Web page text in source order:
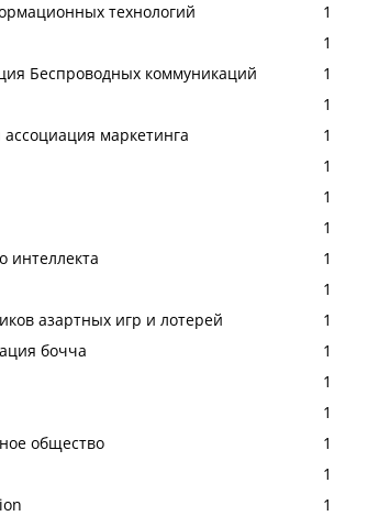
технологий
1
1
Беспроводных коммуникаций
1
1
маркетинга
1
1
1
1
1
1
азартных игр и лотерей
1
бочча
1
1
1
общество
1
1
1